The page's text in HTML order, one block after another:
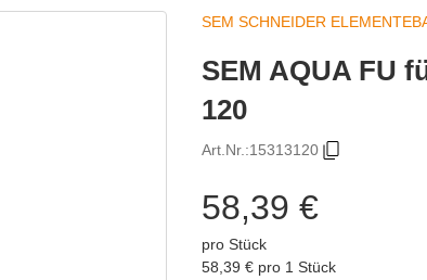
SEM SCHNEIDER
SEM AQUA FU
120
Art.Nr.:15313120
58,39 €
pro Stück
58,39 € pro 1 Stück